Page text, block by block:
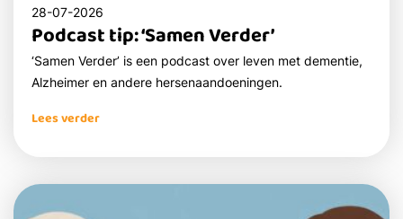
28-07-2026
Podcast tip: ‘Samen Verder’
‘Samen Verder’ is een podcast over leven met dementie,
Alzheimer en andere hersenaandoeningen.
Lees verder